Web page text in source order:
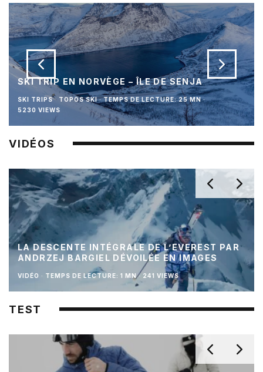
SKI TRIP EN NORVÈGE – ÎLE DE SENJA
SKI TRIPS TOPOS SKI · TEMPS DE LECTURE: 25 MN ·
5230 VIEWS
VIDÉOS
LA DESCENTE INTÉGRALE DE L’EVEREST PAR
ANDRZEJ BARGIEL DÉVOILÉE EN IMAGES
VIDÉO · TEMPS DE LECTURE: 1 MN · 241 VIEWS
TEST